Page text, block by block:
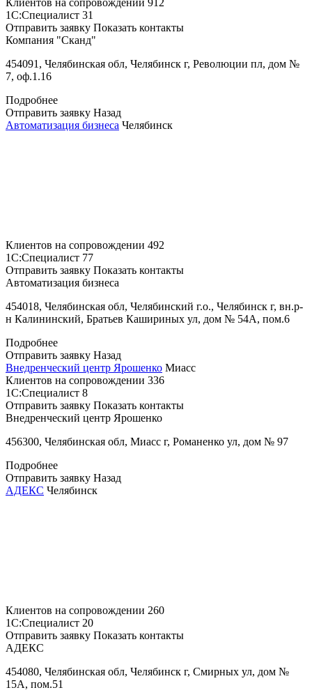
1С:Специалист 31
Отправить заявку Показать контакты
Компания "Сканд"
454091, Челябинская обл, Челябинск г, Революции пл, дом №
7, оф.1.16
Подробнее
Отправить заявку Назад
Автоматизация бизнеса Челябинск
Клиентов на сопровождении 492
1С:Специалист 77
Отправить заявку Показать контакты
Автоматизация бизнеса
454018, Челябинская обл, Челябинский г.о., Челябинск г, вн.р-
н Калининский, Братьев Кашириных ул, дом № 54А, пом.6
Подробнее
Отправить заявку Назад
Внедренческий центр Ярошенко Миасс
Клиентов на сопровождении 336
1С:Специалист 8
Отправить заявку Показать контакты
Внедренческий центр Ярошенко
456300, Челябинская обл, Миасс г, Романенко ул, дом № 97
Подробнее
Отправить заявку Назад
АДЕКС Челябинск
Клиентов на сопровождении 260
1С:Специалист 20
Отправить заявку Показать контакты
АДЕКС
454080, Челябинская обл, Челябинск г, Смирных ул, дом №
15А, пом.51